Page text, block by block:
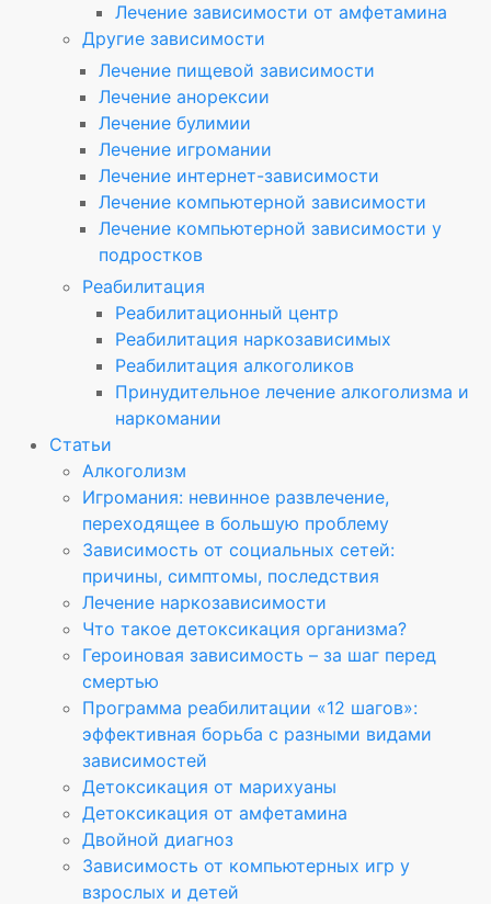
Лечение зависимости от амфетамина
Другие зависимости
Лечение пищевой зависимости
Лечение анорексии
Лечение булимии
Лечение игромании
Лечение интернет-зависимости
Лечение компьютерной зависимости
Лечение компьютерной зависимости у
подростков
Реабилитация
Реабилитационный центр
Реабилитация наркозависимых
Реабилитация алкоголиков
Принудительное лечение алкоголизма и
наркомании
Статьи
Алкоголизм
Игромания: невинное развлечение,
переходящее в большую проблему
Зависимость от социальных сетей:
причины, симптомы, последствия
Лечение наркозависимости
Что такое детоксикация организма?
Героиновая зависимость – за шаг перед
смертью
Программа реабилитации «12 шагов»:
эффективная борьба с разными видами
зависимостей
Детоксикация от марихуаны
Детоксикация от амфетамина
Двойной диагноз
Зависимость от компьютерных игр у
взрослых и детей